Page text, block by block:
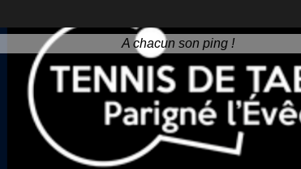
A chacun son ping !